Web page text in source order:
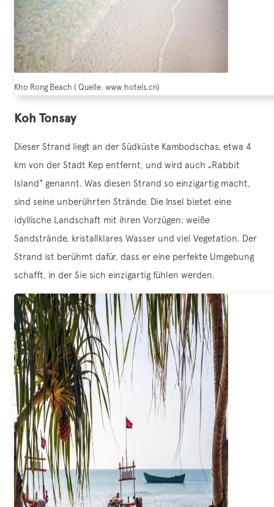
Kho Rong Beach ( Quelle: www.hotels.cn)
Koh Tonsay
Dieser Strand liegt an der Südküste Kambodschas, etwa 4
km von der Stadt Kep entfernt, und wird auch „Rabbit
Island“ genannt. Was diesen Strand so einzigartig macht,
sind seine unberührten Strände. Die Insel bietet eine
idyllische Landschaft mit ihren Vorzügen: weiße
Sandstrände, kristallklares Wasser und viel Vegetation. Der
Strand ist berühmt dafür, dass er eine perfekte Umgebung
schafft, in der Sie sich einzigartig fühlen werden.